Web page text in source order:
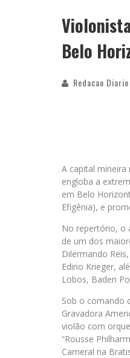
Belo
Redacao
A capital mineira
engloba a
em Belo
Efigênia), e
No repertório, o
de um dos
Dilermando
Edino Krieger,
Lobos, Baden
Sob o comando
Gravadora
violão com
“Rousse
Cameral na